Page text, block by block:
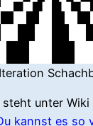
unter Wiki
kannst es so